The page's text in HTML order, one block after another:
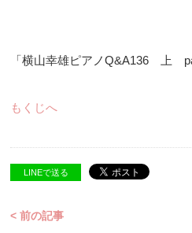
「横山幸雄ピアノQ&A136 上
もくじへ
LINEで送る
< 前の記事